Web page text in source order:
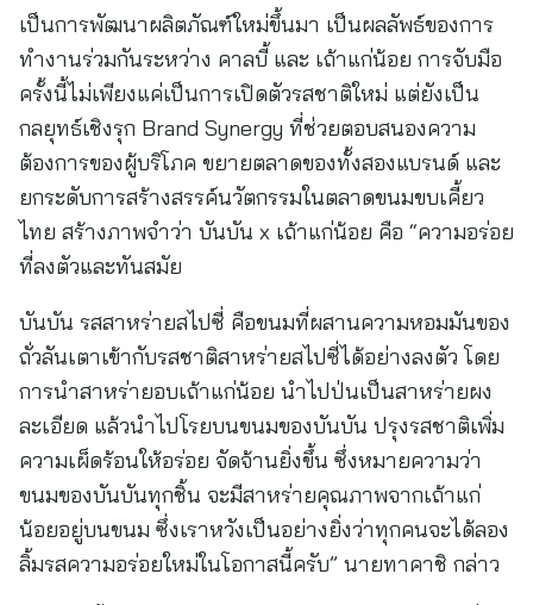
เป็นการพัฒนาผลิตภัณฑ์ใหม่ขึ้นมา เป็นผลลัพธ์ของการ
ทำงานร่วมกันระหว่าง คาลบี้ และ เถ้าแก่น้อย การจับมือ
ครั้งนี้ไม่เพียงแค่เป็นการเปิดตัวรสชาติใหม่ แต่ยังเป็น
กลยุทธ์เชิงรุก Brand Synergy ที่ช่วยตอบสนองความ
ต้องการของผู้บริโภค ขยายตลาดของทั้งสองแบรนด์ และ
ยกระดับการสร้างสรรค์นวัตกรรมในตลาดขนมขบเคี้ยว
ไทย สร้างภาพจำว่า บันบัน x เถ้าแก่น้อย คือ “ความอร่อย
ที่ลงตัวและทันสมัย
บันบัน รสสาหร่ายสไปซี่ คือขนมที่ผสานความหอมมันของ
ถั่วลันเตาเข้ากับรสชาติสาหร่ายสไปซี่ได้อย่างลงตัว โดย
การนำสาหร่ายอบเถ้าแก่น้อย นำไปป่นเป็นสาหร่ายผง
ละเอียด แล้วนำไปโรยบนขนมของบันบัน ปรุงรสชาติเพิ่ม
ความเผ็ดร้อนให้อร่อย จัดจ้านยิ่งขึ้น ซึ่งหมายความว่า
ขนมของบันบันทุกชิ้น จะมีสาหร่ายคุณภาพจากเถ้าแก่
น้อยอยู่บนขนม ซึ่งเราหวังเป็นอย่างยิ่งว่าทุกคนจะได้ลอง
ลิ้มรสความอร่อยใหม่ในโอกาสนี้ครับ” นายทาคาชิ กล่าว